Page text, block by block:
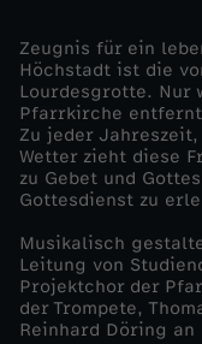
m
m
t
u
n
Zeugnis für ein
Höchstadt ist die
Lourdesgrotte. Nur
Pfarrkirche
Zu jeder
Wetter zieht diese
zu Gebet und
Gottesdienst zu
Musikalisch
Leitung von
Projektchor der
der Trompete,
Reinhard Döring an